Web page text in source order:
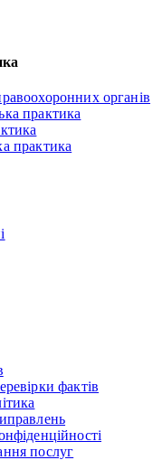
органів
практика
практика
фактів
послуг